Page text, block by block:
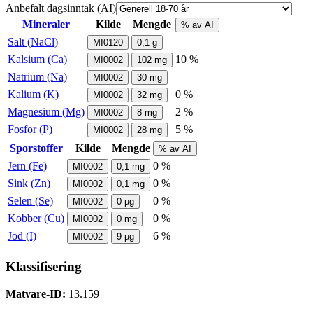
Anbefalt dagsinntak (AI)
Mineraler
Kilde Mengde % av AI
Salt (NaCl) MI0120 0,1 g
Kalsium (Ca) MI0002 102 mg
10 %
Natrium (Na)
MI0002 30 mg
Kalium (K) MI0002 32 mg
0 %
Magnesium (Mg)
MI0002 8 mg
2 %
Fosfor (P)
MI0002 28 mg
5 %
Sporstoffer
Kilde Mengde % av AI
Jern (Fe) MI0002 0,1 mg
0 %
Sink (Zn)
MI0002 0,1 mg
0 %
Selen (Se)
MI0002 0 µg
0 %
Kobber (Cu)
MI0002 0 mg
0 %
Jod (I)
MI0002 9 µg 6 %
Klassifisering
Matvare-ID: 13.159